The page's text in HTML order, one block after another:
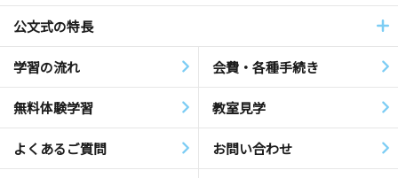
公文式の特長
学習の流れ 会費・各種手続き
無料体験学習 教室見学
よくあるご質問 お問い合わせ